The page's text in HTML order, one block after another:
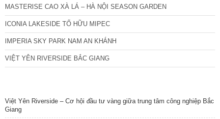
MASTERISE CAO XÀ LÁ – HÀ NỘI SEASON GARDEN
ICONIA LAKESIDE TỐ HỮU MIPEC
IMPERIA SKY PARK NAM AN KHÁNH
VIỆT YÊN RIVERSIDE BẮC GIANG
Việt Yên Riverside – Cơ hội đầu tư vàng giữa trung tâm công nghiệp Bắc
Giang